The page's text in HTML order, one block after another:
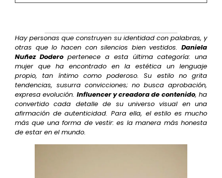
Hay personas que construyen su identidad con palabras, y
otras que lo hacen con silencios bien vestidos. Daniela
Nuñez Doderopertenece a esta última categoría: una
mujer que ha encontrado en la estética un lenguaje
propio, tan íntimo como poderoso. Su estilo no grita
tendencias, susurra convicciones; no busca aprobación,
expresa evolución. Influencer y creadora de contenido, ha
convertido cada detalle de su universo visual en una
afirmación de autenticidad. Para ella, el estilo es mucho
más que una forma de vestir: es la manera más honesta
de estar en el mundo.